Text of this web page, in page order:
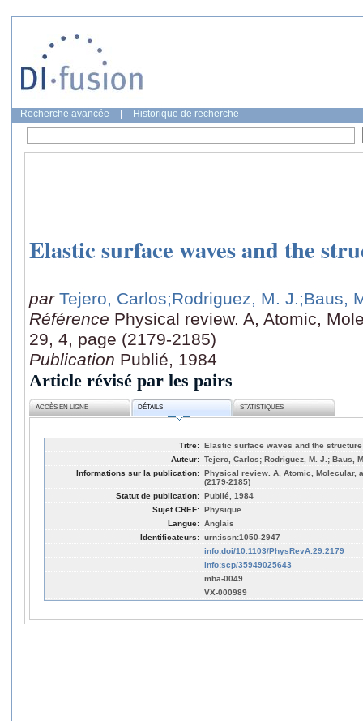
Recherche avancée Historique de recherche
Elastic surface waves and the
par Tejero, Carlos;Rodriguez, M. J.;Baus,
Référence Physical review. A, Atomic,
29, 4, page (2179-2185)
Publication Publié, 1984
Article révisé par les pairs
ACCÈS EN LIGNE DÉTAILS STATISTIQUES
Titre: Elastic surface waves and the
Auteur: Tejero, Carlos; Rodriguez, M. J.; Baus,
Informations sur la publication: Physical review. A, Atomic, Molecular,
(2179-2185)
Statut de publication: Publié, 1984
Sujet CREF: Physique
Langue: Anglais
Identificateurs: urn:issn:1050-2947
info:doi/10.1103/PhysRevA.29.2179
info:scp/35949025643
mba-0049
VX-000989